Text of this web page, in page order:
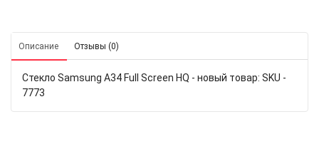
Описание Отзывы (0)
Стекло Samsung A34 Full Screen HQ - новый товар: SKU -
7773